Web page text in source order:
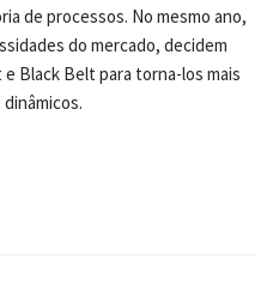
de processos. No mesmo ano,
do mercado, decidem
Black Belt para torna-los mais